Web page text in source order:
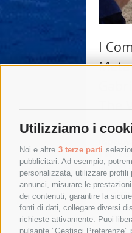
Utilizziamo i
Noi e altre 3 terze parti
pubblicitari. Ad esempio,
personalizzata, utilizzare
annunci, misurare le
dei contenuti, garantire la
fonti di dati, collegare diversi
richieste attivamente. Puoi
pulsante "Gestisci Preferenze"
I
The
I
Tito,
Iaconis
3